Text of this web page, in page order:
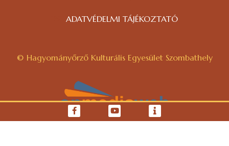
ADATVÉDELMI TÁJÉKOZTATÓ
© Hagyományőrző Kulturális Egyesület Szombathely
WEBOLDAL KÉSZÍTÉS